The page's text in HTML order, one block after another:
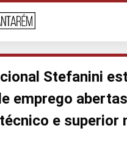
Stefanini
emprego
e superior